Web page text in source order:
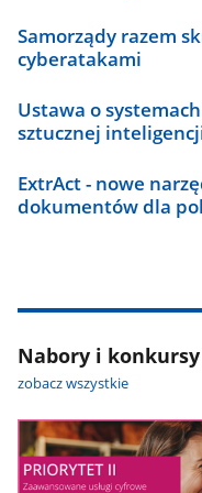
Samorządy razem
cyberatakami
Ustawa o
sztucznej
ExtrAct - nowe
dokumentów dla
Nabory i konkursy
zobacz wszystkie